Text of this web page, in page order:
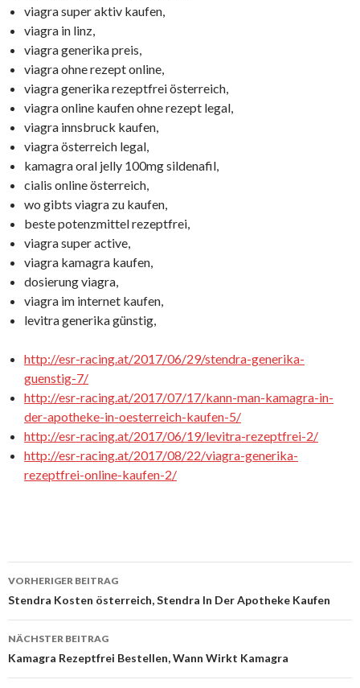
viagra super aktiv kaufen,
viagra in linz,
viagra generika preis,
viagra ohne rezept online,
viagra generika rezeptfrei österreich,
viagra online kaufen ohne rezept legal,
viagra innsbruck kaufen,
viagra österreich legal,
kamagra oral jelly 100mg sildenafil,
cialis online österreich,
wo gibts viagra zu kaufen,
beste potenzmittel rezeptfrei,
viagra super active,
viagra kamagra kaufen,
dosierung viagra,
viagra im internet kaufen,
levitra generika günstig,
http://esr-racing.at/2017/06/29/stendra-generika-
guenstig-7/
http://esr-racing.at/2017/07/17/kann-man-kamagra-in-
der-apotheke-in-oesterreich-kaufen-5/
http://esr-racing.at/2017/06/19/levitra-rezeptfrei-2/
http://esr-racing.at/2017/08/22/viagra-generika-
rezeptfrei-online-kaufen-2/
Beitrags-
Navigation
VORHERIGER BEITRAG
Stendra Kosten österreich, Stendra In Der Apotheke Kaufen
NÄCHSTER BEITRAG
Kamagra Rezeptfrei Bestellen, Wann Wirkt Kamagra